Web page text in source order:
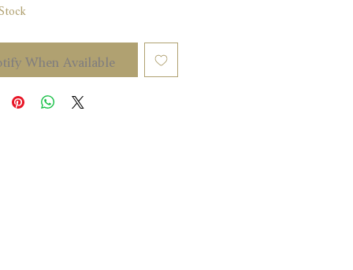
When Available